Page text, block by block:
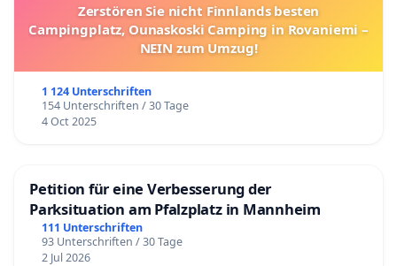
Zerstören Sie nicht Finnlands besten
Campingplatz, Ounaskoski Camping in Rovaniemi –
NEIN zum Umzug!
1 124 Unterschriften
154 Unterschriften / 30 Tage
4 Oct 2025
Petition für eine Verbesserung der
Parksituation am Pfalzplatz in Mannheim
111 Unterschriften
93 Unterschriften / 30 Tage
2 Jul 2026